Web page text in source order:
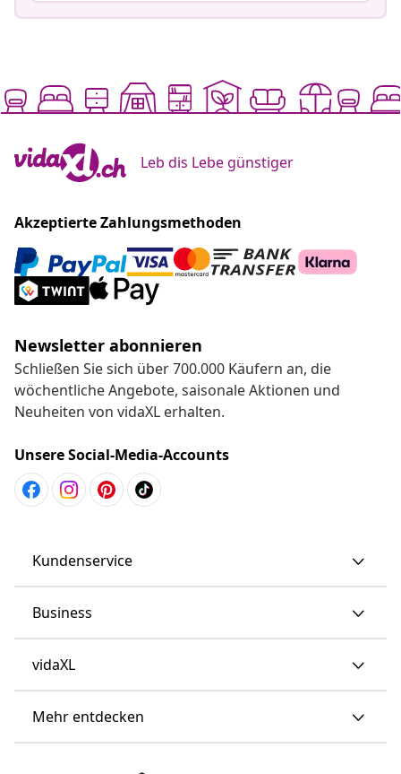
Leb dis Lebe günstiger
Akzeptierte Zahlungsmethoden
Newsletter abonnieren
Schließen Sie sich über 700.000 Käufern an, die
wöchentliche Angebote, saisonale Aktionen und
Neuheiten von vidaXL erhalten.
Unsere Social-Media-Accounts
Kundenservice
Business
vidaXL
Mehr entdecken